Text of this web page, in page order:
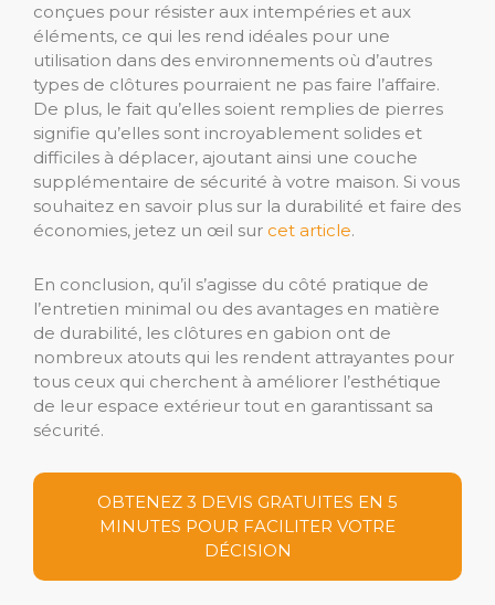
conçues pour résister aux intempéries et aux
éléments, ce qui les rend idéales pour une
utilisation dans des environnements où d’autres
types de clôtures pourraient ne pas faire l’affaire.
De plus, le fait qu’elles soient remplies de pierres
signifie qu’elles sont incroyablement solides et
difficiles à déplacer, ajoutant ainsi une couche
supplémentaire de sécurité à votre maison. Si vous
souhaitez en savoir plus sur la durabilité et faire des
économies, jetez un œil sur cet article.
En conclusion, qu’il s’agisse du côté pratique de
l’entretien minimal ou des avantages en matière
de durabilité, les clôtures en gabion ont de
nombreux atouts qui les rendent attrayantes pour
tous ceux qui cherchent à améliorer l’esthétique
de leur espace extérieur tout en garantissant sa
sécurité.
OBTENEZ 3 DEVIS GRATUITES EN 5
MINUTES POUR FACILITER VOTRE
DÉCISION